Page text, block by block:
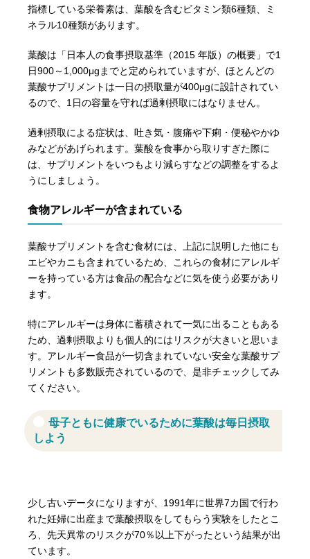
指標している栄養素は、葉酸を含むビタミン類6種類、ミ
ネラル10種類があります。
葉酸は「日本人の食事摂取基準（2015 年版）の概要」で1
日900～1,000μgまでと定められていますが、ほとんどの
葉酸サプリメントは一日の摂取量が400μgに設計されてい
るので、1日の容量を守れば過剰摂取にはなりません。
過剰摂取による症状は、吐き気・腹痛や下痢・便秘やかゆ
みなどがあげられます。葉酸を食事から取りすぎた際に
は、サプリメントをいつもより減らすなどの調整をするよ
うにしましょう。
食物アレルギーが含まれている
葉酸サプリメントを含む食材には、上記に説明した他にも
エビやカニも含まれているため、これらの食材にアレルギ
ーを持っている方は食品の配合などに気を使う必要があり
ます。
特にアレルギーは身体に蓄積されて一気に出ることもある
ため、過剰摂取よりも個人的にはリスクが大きいと思いま
す。アレルギー食品が一切含まれていない安全な葉酸サプ
リメントも多数販売されているので、是非チェックしてみ
てください。
母子ともに健康でいるために葉酸は毎日摂取
しよう
少し古いデータになりますが、1991年に世界7カ国で行わ
れた妊婦に出産まで葉酸摂取をしてもらう実験をしたとこ
ろ、先天異常のリスクが70％以上下がったという結果が出
ています。